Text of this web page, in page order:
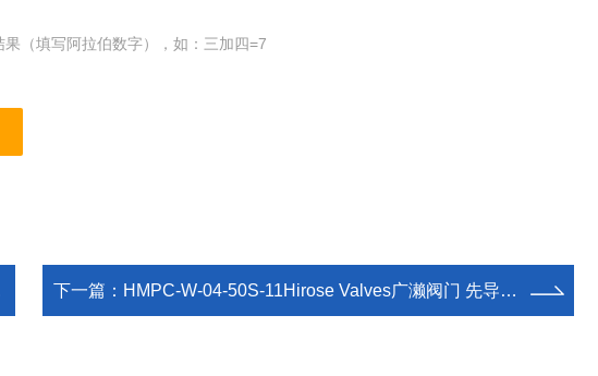
果（填写阿拉伯数字），如：三加四=7
下一篇： HMPC-W-04-50S-11Hirose Valves广濑阀门 先导式单向阀-热卖